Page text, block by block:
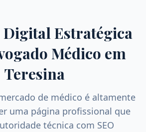
Digital Estratégica
Médico em
Teresina
de médico é altamente
uma página profissional que
técnica com SEO